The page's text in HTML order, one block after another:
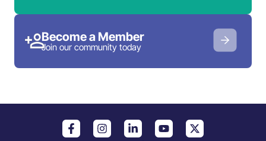
Become a Member
Join our community today